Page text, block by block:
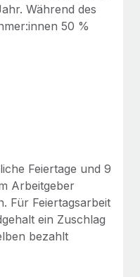
das globale...
Unternehmen
beste...
in 19 Ländern
im Bereich der
Das...
Während des
50 %
Feiertage und 9
Arbeitgeber
Für Feiertagsarbeit
ein Zuschlag
bezahlt